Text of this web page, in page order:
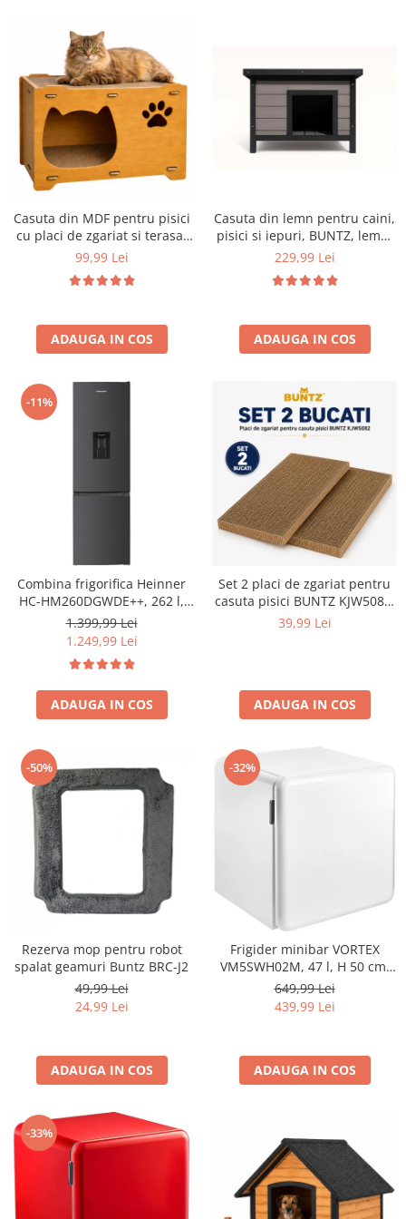
Casuta din MDF pentru pisici
cu placi de zgariat si terasa,
Buntz, pentru interior,
99,99 Lei
ADAUGA IN COS
Casuta din lemn pentru caini,
pisici si iepuri, BUNTZ, lemn,
acoperis rabatabil, bitumant,
transparenta la usa din PVC,
229,99 Lei
ADAUGA IN COS
-11%
Combina frigorifica Heinner
HC-HM260DGWDE++, 262 l,
Clasa E, Dozator de apa,
Control electronic cu
termostat ajustabil, Lumina
cm, Gri antracit texturat
1.399,99 Lei
1.249,99 Lei
ADAUGA IN COS
Set 2 placi de zgariat pentru
casuta pisici BUNTZ KJW5082,
piese de schimb din carton
39,99 Lei
ADAUGA IN COS
-50%
Rezerva mop pentru robot
spalat geamuri Buntz BRC-J2
49,99 Lei
24,99 Lei
ADAUGA IN COS
-32%
Frigider minibar VORTEX
VM5SWH02M, 47 l, H 50 cm,
Clasa E, alb
649,99 Lei
439,99 Lei
ADAUGA IN COS
-33%